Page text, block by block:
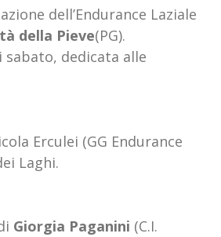
dell’Endurance Laziale
della Pieve(PG).
dedicata alle
Erculei (GG Endurance
Laghi.
Giorgia Paganini (C.I.